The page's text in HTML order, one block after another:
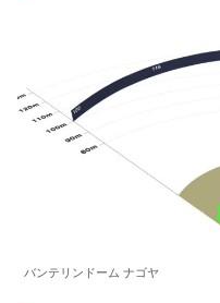
バンテリンドーム ナゴヤ